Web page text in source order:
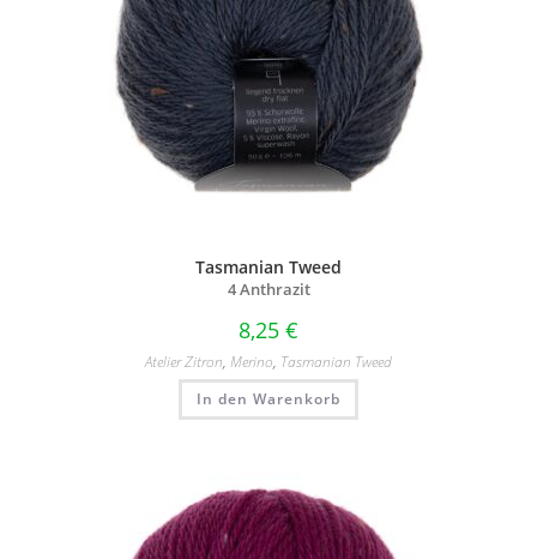
Tasmanian Tweed
4 Anthrazit
8,25 €
Atelier Zitron, Merino, Tasmanian Tweed
In den Warenkorb